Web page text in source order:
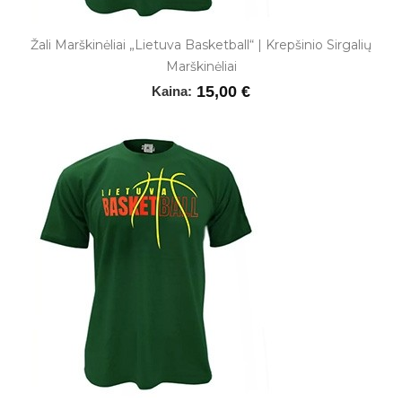
Žali Marškinėliai „Lietuva Basketball“ | Krepšinio Sirgalių
Marškinėliai
Kaina: 15,00 €